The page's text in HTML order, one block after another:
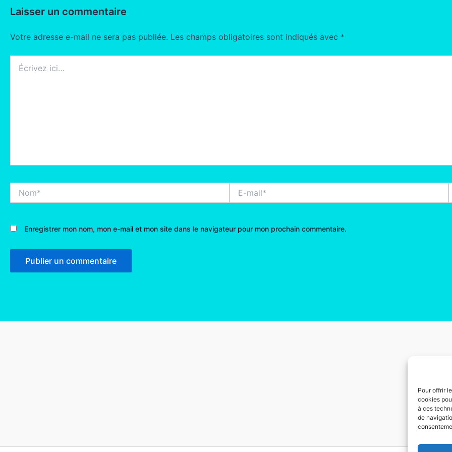
Pour offrir
cookies
à ces
de
Laisser un commentaire
Votre adresse e-mail ne sera pas publiée. Les champs obligatoires sont indiqués avec *
ici…
mail*
Enregistrer mon nom, mon e-mail et mon site dans le navigateur pour mon prochain commentaire.